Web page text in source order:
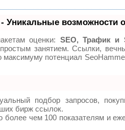
возможности
оценки: SEO, Трафик и
занятием. Ссылки,
максимуму потенциал
подбор запросов,
бирж ссылок.
более чем 100 показателям и